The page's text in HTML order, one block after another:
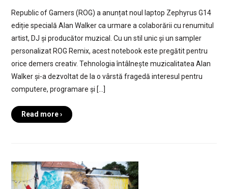
Republic of Gamers (ROG) a anunțat noul laptop Zephyrus G14
ediție specială Alan Walker ca urmare a colaborării cu renumitul
artist, DJ și producător muzical. Cu un stil unic și un sampler
personalizat ROG Remix, acest notebook este pregătit pentru
orice demers creativ. Tehnologia întâlnește muzicalitatea Alan
Walker și-a dezvoltat de la o vârstă fragedă interesul pentru
computere, programare și […]
Read more ›